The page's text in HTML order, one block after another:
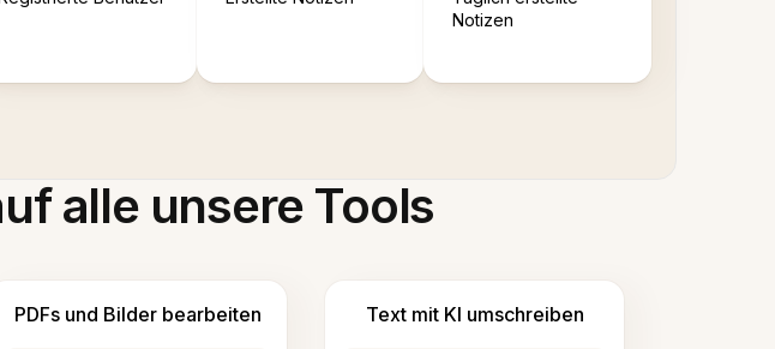
Notizen
alle unsere Tools
PDFs und Bilder bearbeiten Text mit KI umschreiben